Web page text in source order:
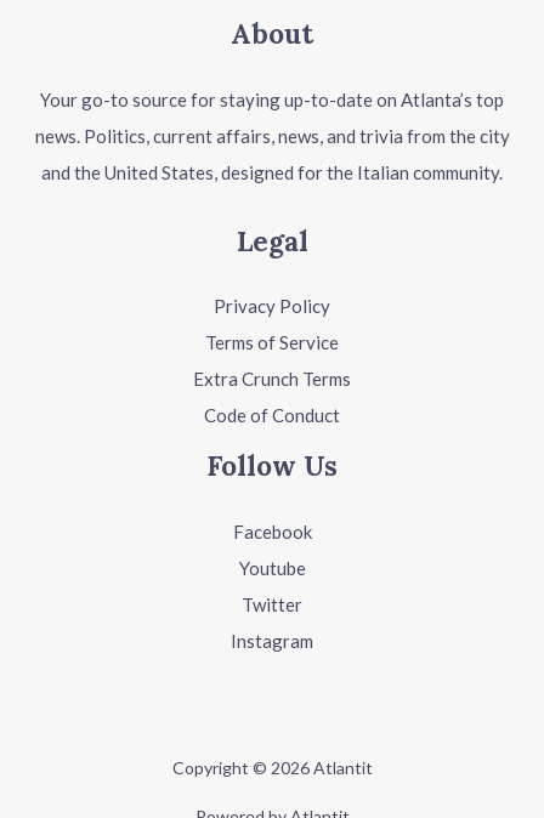
About
Your go-to source for staying up-to-date on Atlanta’s top
news. Politics, current affairs, news, and trivia from the city
and the United States, designed for the Italian community.
Legal
Privacy Policy
Terms of Service
Extra Crunch Terms
Code of Conduct
Follow Us
Facebook
Youtube
Twitter
Instagram
Copyright © 2026 Atlantit